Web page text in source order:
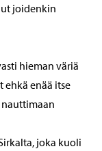
joidenkin
hieman väriä
ehkä enää itse
nauttimaan
joka kuoli